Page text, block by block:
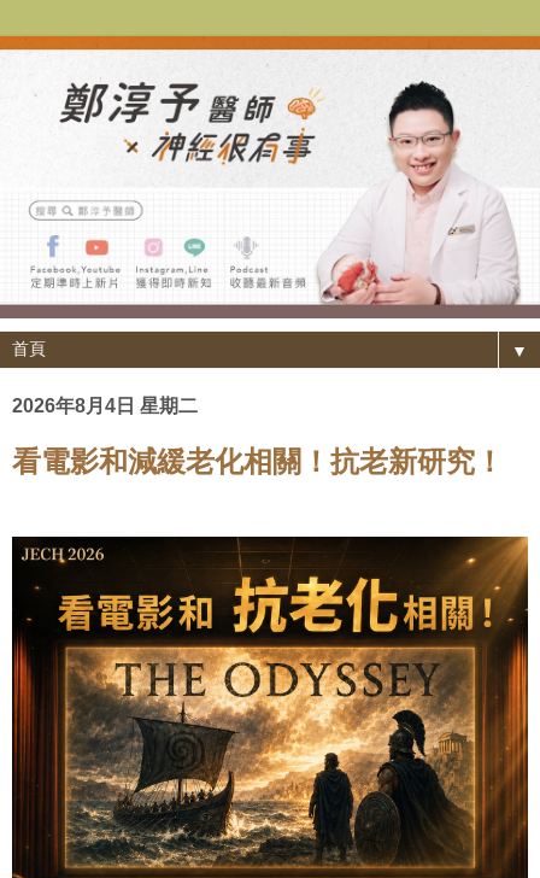
▼
2026年8月4日 星期二
看電影和減緩老化相關！抗老新研究！